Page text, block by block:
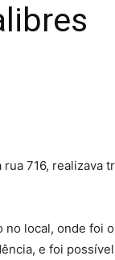
716, realizava
no local, onde foi
e foi